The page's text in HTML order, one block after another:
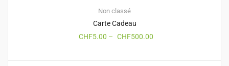
Non classé
Carte Cadeau
CHF5.00 – CHF500.00